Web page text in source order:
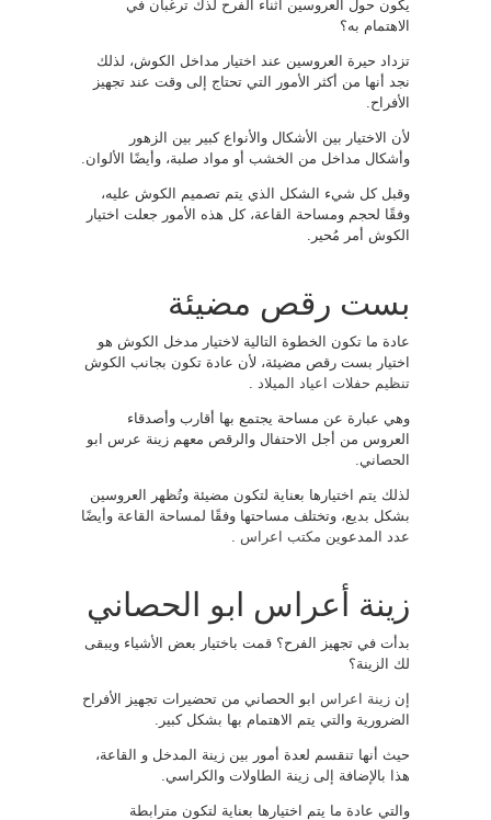
يكون حول العروسين أثناء الفرح لذك ترغبان في
الاهتمام به؟
تزداد حيرة العروسين عند اختيار مداخل الكوش، لذلك
نجد أنها من أكثر الأمور التي تحتاج إلى وقت عند تجهيز
الأفراح.
لأن الاختيار بين الأشكال والأنواع كبير بين الزهور
وأشكال مداخل من الخشب أو مواد صلبة، وأيضًا الألوان.
وقبل كل شيء الشكل الذي يتم تصميم الكوش عليه،
وفقًا لحجم ومساحة القاعة، كل هذه الأمور جعلت اختيار
الكوش أمر مُحير.
بست رقص مضيئة
عادة ما تكون الخطوة التالية لاختيار مدخل الكوش هو
اختيار بست رقص مضيئة، لأن عادة تكون بجانب الكوش
تنظيم حفلات اعياد الميلاد
وهي عبارة عن مساحة يجتمع بها أقارب وأصدقاء
العروس من أجل الاحتفال والرقص معهم زينة عرس ابو
الحصاني.
لذلك يتم اختيارها بعناية لتكون مضيئة وتُظهر العروسين
بشكل بديع، وتختلف مساحتها وفقًا لمساحة القاعة وأيضًا
عدد المدعوين مكتب اعراس
زينة أعراس ابو الحصاني
بدأت في تجهيز الفرح؟ قمت باختيار بعض الأشياء ويبقى
لك الزينة؟
إن زينة اعراس ابو الحصاني من تحضيرات تجهيز الأفراح
الضرورية والتي يتم الاهتمام بها بشكل كبير.
حيث أنها تنقسم لعدة أمور بين زينة المدخل و القاعة،
هذا بالإضافة إلى زينة الطاولات والكراسي.
والتي عادة ما يتم اختيارها بعناية لتكون مترابطة